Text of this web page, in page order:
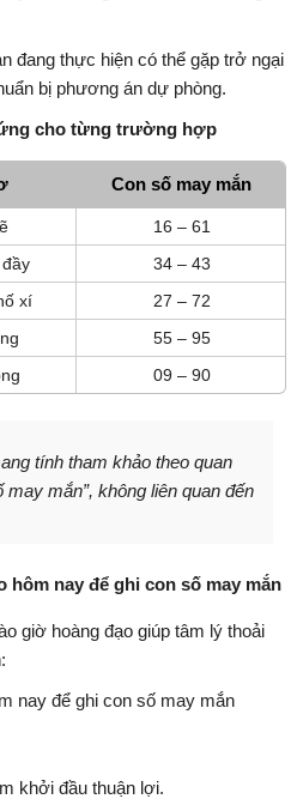
đang thực hiện có thể gặp trở ngại
bị phương án dự phòng.
cho từng trường hợp
Con số may mắn
16 – 61
34 – 43
xí
27 – 72
55 – 95
09 – 90
tính tham khảo theo quan
may mắn”, không liên quan đến
hôm nay để ghi con số may mắn
giờ hoàng đạo giúp tâm lý thoải
nay để ghi con số may mắn
khởi đầu thuận lợi.